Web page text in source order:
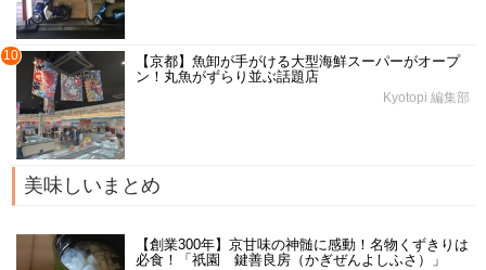
10
【京都】魚卸が手がける大型海鮮スーパーがオープ
ン！丸魚がずらり並ぶ話題店
Kyotopi 編集部
美味しいまとめ
【創業300年】京甘味の神髄に感動！名物くずきりは
必食！「祇園 鍵善良房（かぎぜんよしふさ）」